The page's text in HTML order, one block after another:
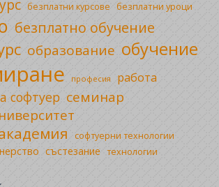
безплатни курсове безплатни уроци
безплатно обучение
образование обучение
професия работа
софтуер семинар
софтуерни технологии
състезание технологии